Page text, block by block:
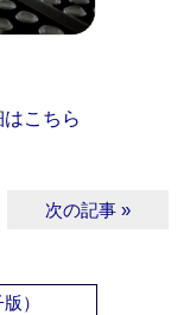
こちら
次の記事 »
）